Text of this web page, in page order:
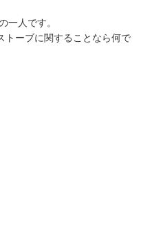
一人です。
トーブに関することなら何で